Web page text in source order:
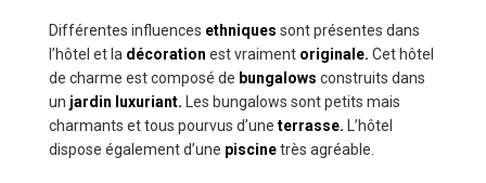
Différentes influences ethniques sont présentes dans
l’hôtel et la décoration est vraiment originale. Cet hôtel
de charme est composé de bungalows construits dans
un jardin luxuriant. Les bungalows sont petits mais
charmants et tous pourvus d’une terrasse. L’hôtel
dispose également d’une piscinetrès agréable.